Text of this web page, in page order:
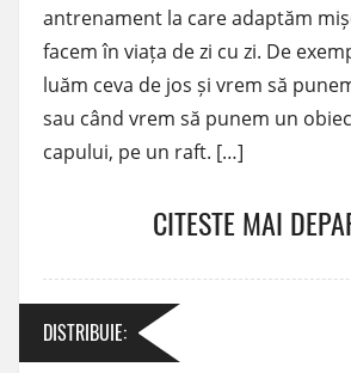
antrenament la care adaptăm
facem în viața de zi cu zi. De
luăm ceva de jos și vrem să
sau când vrem să punem un
capului, pe un raft. […]
CITESTE MAI
DISTRIBUIE: